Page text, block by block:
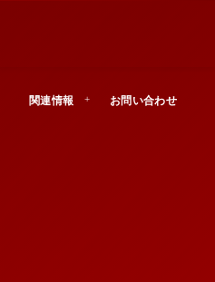
関連情報 お問い合わせ
Contact